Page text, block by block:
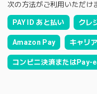
次の方法がご利用いただけ
PAY ID あと払い クレ
Amazon Pay キャリ
コンビニ決済またはPay-